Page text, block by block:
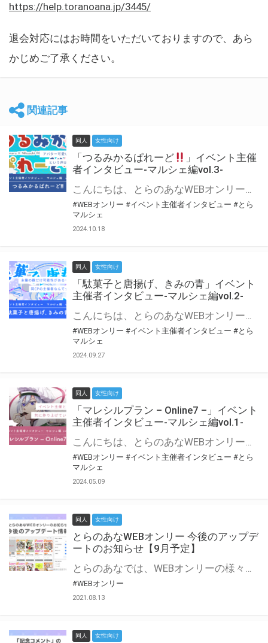
https://help.toranoana.jp/3445/
退会対応にはお時間をいただいておりますので、あら
かじめご了承ください。
関連記事
同人 女性向け
「つるみかるぱれーど
」イベント主催
者インタビュー-マルシェ編vol.3-
こんにちは、とらのあなWEBオンリー運営スタッフです。 新たにお届けする、イベント主催者インタビュー-マルシェ編-は、 とらのあなWEBオンリー「マルシェ」をご利用した主催様に 「マルシェ」を使って開催した感想や心がけをお聞きする企画です。 今回は、WEBオンリー初開催「つるみかるぱれーど
#WEBオンリー #イベント主催者インタビュー #とら
マルシェ
2024.10.18
同人 女性向け
「駄菓子と唐揚げ、きみの青」イベント
主催者インタビュー-マルシェ編vol.2-
こんにちは、とらのあなWEBオンリー運営スタッフです。 新たにお届けする、イベント主催者インタビュー-マルシェ編-は、 とらのあなWEBオンリー「マルシェ」をご利用の主催様に 「マルシェ」を使ってイベントを開催した感想や心がけをお聞きする企画です。 今回は、WEBオンリー初開催「駄菓子と唐揚げ、きみの青」より、 主催のぎこ六屋様にお話を伺いました。 協力：ぎこ六屋様／イベント公式Twitter（@krkgwks） とらのあなWEBオンリー「マルシェ」とは？ WEBオンリーでリアルタイムでコミュニケーションがとれるオンライン会場です。
#WEBオンリー #イベント主催者インタビュー #とら
マルシェ
2024.09.27
同人 女性向け
「マレシルプラン – Online7 –」イベント
主催者インタビュー-マルシェ編vol.1-
こんにちは、とらのあなWEBオンリー運営スタッフです。 新たにお届けする、イベント主催者インタビュー-マルシェ編-は、 とらのあなWEBオンリー「マルシェ」をご利用した主催様に 「マルシェ」を使って開催した感想や心がけをお聞きする企画です。 今回は、WEBオンリー開催7回目迎えた「マレシルプラン – Online7 –」より、 主催の玉川うた様にお話を伺いました。 ▼マレシルプランのインタビュー前回記事 「イベント主催者インタビュー vol.6」はこちら 協力：玉川うた様（マレシルプラン実行委員会 代表）／イベント公式Twitter（@mallesil_plan） とらのあなWEBオンリー「マルシェ」とは？ WEBオンリーでリアルタイムでコミュニケーションがとれるオンライン会場です。
#WEBオンリー #イベント主催者インタビュー #とら
マルシェ
2024.05.09
同人 女性向け
とらのあなWEBオンリー 今後のアップデ
ートのお知らせ【9月予定】
とらのあなでは、WEBオンリーの様々な支援を実施しています。 今回は2021年9月に実装を予定しているアップデート情報についてご紹介いたします。 とらのあなWEBオンリーサイトはこちら
#WEBオンリー
2021.08.13
同人 女性向け